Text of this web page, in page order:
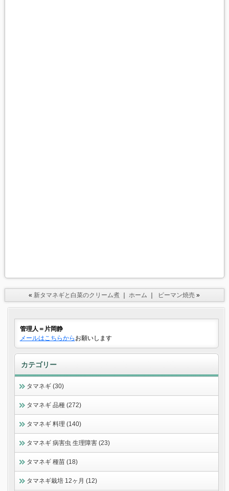
« 新タマネギと白菜のクリーム煮 ｜ ホーム ｜ ピーマン焼売 »
管理人＝片岡静
メールはこちらから お願いします
カテゴリー
タマネギ (30)
タマネギ 品種 (272)
タマネギ 料理 (140)
タマネギ 病害虫 生理障害 (23)
タマネギ 種苗 (18)
タマネギ栽培 12ヶ月 (12)